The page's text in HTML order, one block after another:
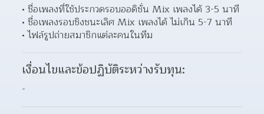
ชื่อเพลงรอบชิงชนะเลิศ Mix เพลงได้ ไม่เกิน 5-7 นาที
ไฟล์รูปถ่ายสมาชิกแต่ละคนในทีม
เงื่อนไขและข้อปฏิบัติระหว่างรับทุน:
-